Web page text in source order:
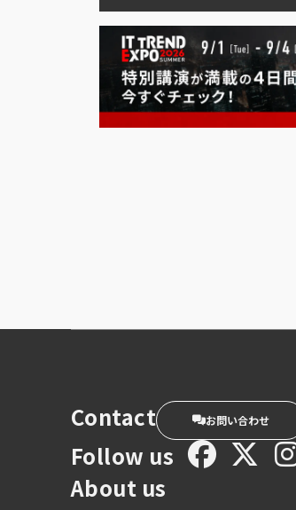
Contact お問い合わせ
Follow us
About us